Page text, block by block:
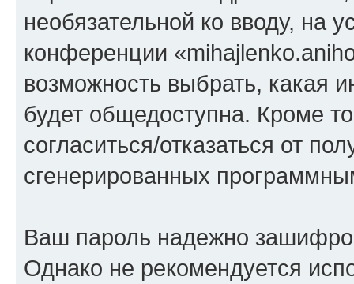
необязательной ко вводу, на
конференции
возможность выбрать, какая
будет общедоступна. Кроме
согласиться/отказаться от
сгенерированных
Ваш пароль надежно
Однако не рекомендуется